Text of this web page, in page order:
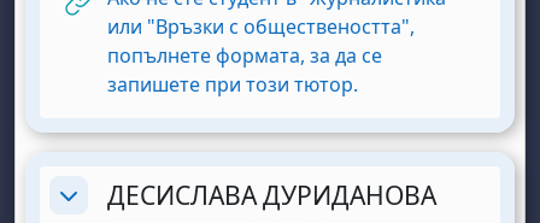
или "Връзки с обществеността",
попълнете формата, за да се
запишете при този тютор.
ReplierДЕСИСЛАВА ДУРИДАНОВА